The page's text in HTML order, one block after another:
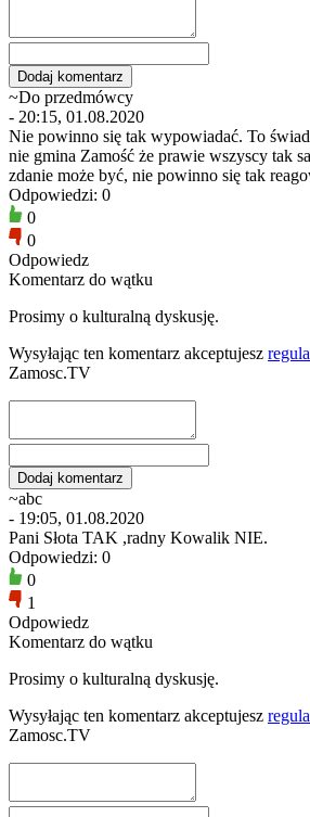
~Do przedmówcy
- 20:15, 01.08.2020
Nie powinno się tak wypowiadać. To
nie gmina Zamość że prawie wszyscy tak
zdanie może być, nie powinno się tak
Odpowiedzi: 0
0
0
Odpowiedz
Komentarz do wątku
Prosimy o kulturalną dyskusję.
Wysyłając ten komentarz akceptujesz
Zamosc.TV
~abc
- 19:05, 01.08.2020
Pani Słota TAK ,radny Kowalik NIE.
Odpowiedzi: 0
0
1
Odpowiedz
Komentarz do wątku
Prosimy o kulturalną dyskusję.
Wysyłając ten komentarz akceptujesz
Zamosc.TV